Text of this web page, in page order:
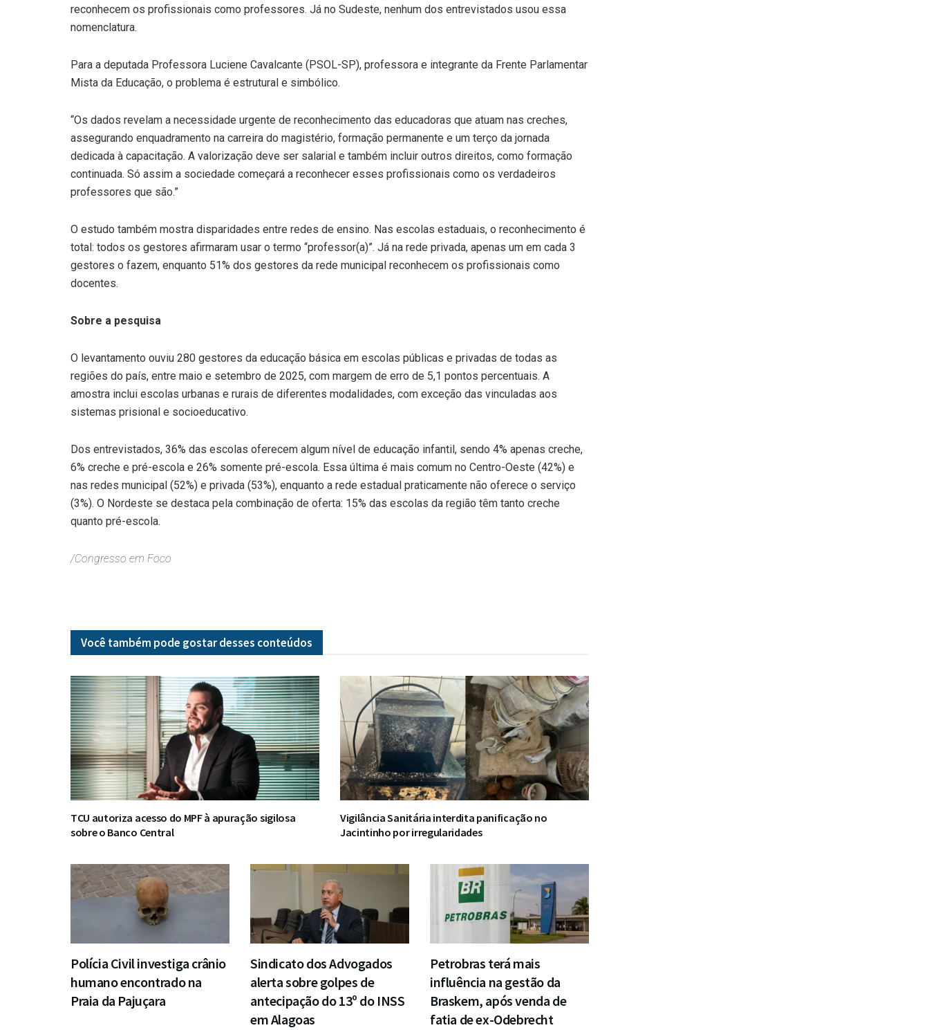
reconhecem os profissionais como professores. Já no Sudeste, nenhum dos entrevistados usou essa
nomenclatura.
Para a deputada Professora Luciene Cavalcante (PSOL-SP), professora e integrante da Frente Parlamentar
Mista da Educação, o problema é estrutural e simbólico.
“Os dados revelam a necessidade urgente de reconhecimento das educadoras que atuam nas creches,
assegurando enquadramento na carreira do magistério, formação permanente e um terço da jornada
dedicada à capacitação. A valorização deve ser salarial e também incluir outros direitos, como formação
continuada. Só assim a sociedade começará a reconhecer esses profissionais como os verdadeiros
professores que são.”
O estudo também mostra disparidades entre redes de ensino. Nas escolas estaduais, o reconhecimento é
total: todos os gestores afirmaram usar o termo “professor(a)”. Já na rede privada, apenas um em cada 3
gestores o fazem, enquanto 51% dos gestores da rede municipal reconhecem os profissionais como
docentes.
Sobre a pesquisa
O levantamento ouviu 280 gestores da educação básica em escolas públicas e privadas de todas as
regiões do país, entre maio e setembro de 2025, com margem de erro de 5,1 pontos percentuais. A
amostra inclui escolas urbanas e rurais de diferentes modalidades, com exceção das vinculadas aos
sistemas prisional e socioeducativo.
Dos entrevistados, 36% das escolas oferecem algum nível de educação infantil, sendo 4% apenas creche,
6% creche e pré-escola e 26% somente pré-escola. Essa última é mais comum no Centro-Oeste (42%) e
nas redes municipal (52%) e privada (53%), enquanto a rede estadual praticamente não oferece o serviço
(3%). O Nordeste se destaca pela combinação de oferta: 15% das escolas da região têm tanto creche
quanto pré-escola.
/Congresso em Foco
Você também pode gostar desses conteúdos
TCU autoriza acesso do MPF à apuração sigilosa
sobre o Banco Central
Vigilância Sanitária interdita panificação no
Jacintinho por irregularidades
Polícia Civil investiga crânio
humano encontrado na
Praia da Pajuçara
Sindicato dos Advogados
alerta sobre golpes de
antecipação do 13º do INSS
em Alagoas
Petrobras terá mais
influência na gestão da
Braskem, após venda de
fatia de ex-Odebrecht